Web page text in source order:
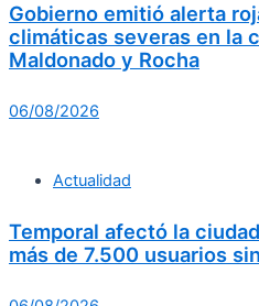
Gobierno emitió alerta
climáticas severas en la
Maldonado y Rocha
06/08/2026
Actualidad
Temporal afectó la
más de 7.500 usuarios